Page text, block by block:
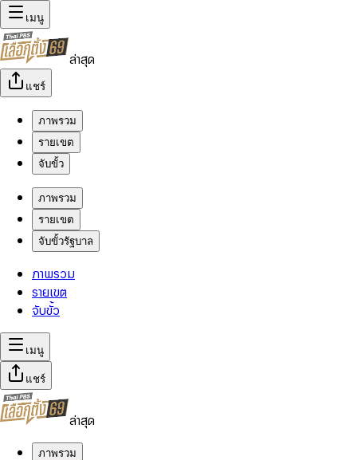
เมนู
ล่าสุด
แชร์
ภาพรวม
รายเขต
จับขั้ว
ภาพรวม
รายเขต
จับขั้วรัฐบาล
ภาพรวม
รายเขต
จับขั้ว
เมนู
แชร์
ล่าสุด
ภาพรวม